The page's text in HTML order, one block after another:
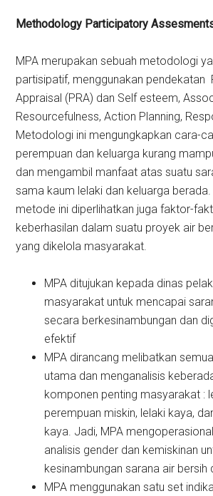
Methodology Participatory
MPA merupakan sebuah metodologi
partisipatif, menggunakan pendekatan
Appraisal (PRA) dan Self esteem,
Resourcefulness, Action Planning,
Metodologi ini mengungkapkan cara-
perempuan dan keluarga kurang
dan mengambil manfaat atas suatu
sama kaum lelaki dan keluarga berada.
metode ini diperlihatkan juga faktor-
keberhasilan dalam suatu proyek air
yang dikelola masyarakat.
MPA ditujukan kepada dinas
masyarakat untuk mencapai
secara berkesinambungan dan
efektif
MPA dirancang melibatkan
utama dan menganalisis
komponen penting masyarakat :
perempuan miskin, lelaki kaya,
kaya. Jadi, MPA
analisis gender dan kemiskinan
kesinambungan sarana air bersih
MPA menggunakan satu set